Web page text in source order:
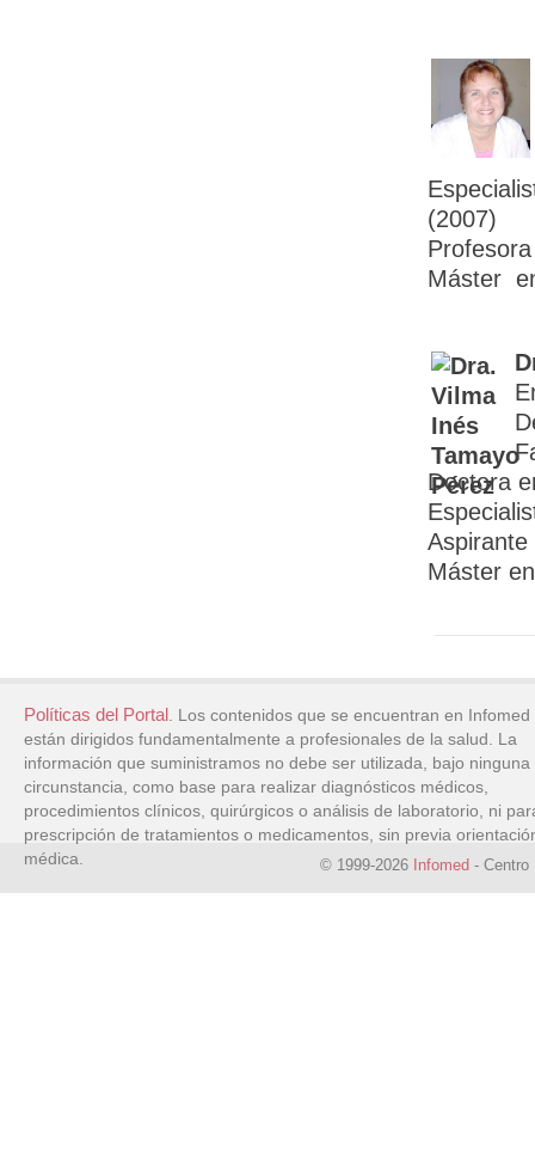
(2007)
Máster
Doctora
Aspirante
Máster
Políticas del Portal. Los contenidos que se encuentran en Infomed
están dirigidos fundamentalmente a profesionales de la salud. La
información que suministramos no debe ser utilizada, bajo ninguna
circunstancia, como base para realizar diagnósticos médicos,
procedimientos clínicos, quirúrgicos o análisis de laboratorio, ni
prescripción de tratamientos o medicamentos, sin previa
médica.
© 1999-2026 Infomed - Centro